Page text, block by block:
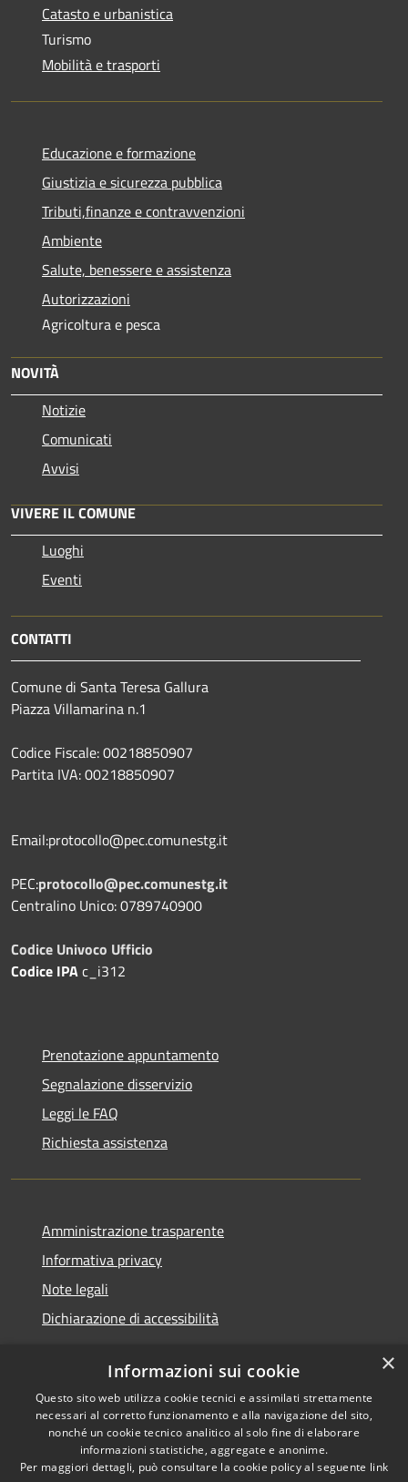
Catasto e urbanistica
Turismo
Mobilità e trasporti
Educazione e formazione
Giustizia e sicurezza pubblica
Tributi,finanze e contravvenzioni
Ambiente
Salute, benessere e assistenza
Autorizzazioni
Agricoltura e pesca
NOVITÀ
Notizie
Comunicati
Avvisi
VIVERE IL COMUNE
Luoghi
Eventi
CONTATTI
Comune di Santa Teresa Gallura
Piazza Villamarina n.1
Codice Fiscale: 00218850907
Partita IVA: 00218850907
Email:protocollo@pec.comunestg.it
PEC:protocollo@pec.comunestg.it
Centralino Unico: 0789740900
Codice Univoco Ufficio
Codice IPAc_i312
Prenotazione appuntamento
Segnalazione disservizio
Leggi le FAQ
Richiesta assistenza
Amministrazione trasparente
Informativa privacy
Note legali
Dichiarazione di accessibilità
RSS
Accessibilità
Cookie
Copyright © 2026 • Comune di
Santa Teresa Gallura •
Powered byMunicipium
Accesso redazione
×
Informazioni sui cookie
Questo sito web utilizza cookie tecnici e assimilati strettamente
necessari al corretto funzionamento e alla navigazione del sito,
nonché un cookie tecnico analitico al solo fine di elaborare
informazioni statistiche, aggregate e anonime.
Per maggiori dettagli, può consultare la cookie policy al seguente link